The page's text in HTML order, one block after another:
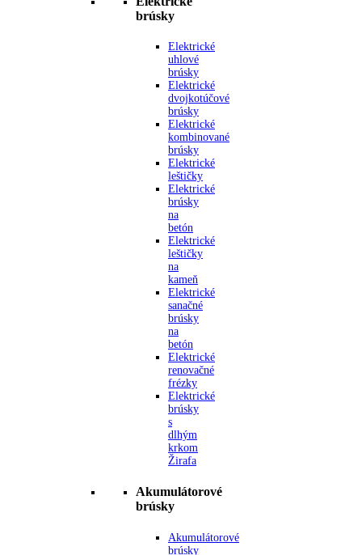
brúsky
Elektrické
uhlové
brúsky
Elektrické
dvojkotúčové
brúsky
Elektrické
kombinované
brúsky
Elektrické
leštičky
Elektrické
brúsky
na
betón
Elektrické
leštičky
na
kameň
Elektrické
sanačné
brúsky
na
betón
Elektrické
renovačné
frézky
Elektrické
brúsky
s
dlhým
krkom
Žirafa
Akumulátorové
brúsky
Akumulátorové
brúsky